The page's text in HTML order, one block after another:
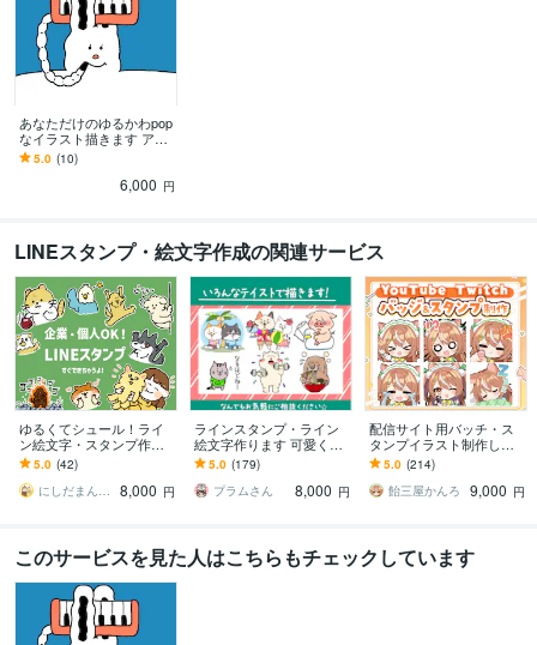
あなただけのゆるかわpop
なイラスト描きます アイ
コン・ロゴ・グッズ・プ
レゼントにも◎
5.0 (10)
6,000 円
LINEスタンプ・絵文字作成の関連サービス
ゆるくてシュール！ライ
ン絵文字・スタンプ作成
します ペットや似顔絵、
企業のオリジナルキャラ
クターをスタンプに◎
5.0 (42)
にしだまんまる
8,000 円
ラインスタンプ・ライン
絵文字作ります 可愛くて
時々シュールなラインス
タンプ・ライン絵文字作
ります。
5.0 (179)
プラムさん
8,000 円
配信サイト用バッチ・ス
タンプイラスト制作しま
す 企業実績あり！メンバ
ーシップやサブスク特典
に最適！
5.0 (214)
飴三屋かんろ
9,000 円
このサービスを見た人はこちらもチェックしています